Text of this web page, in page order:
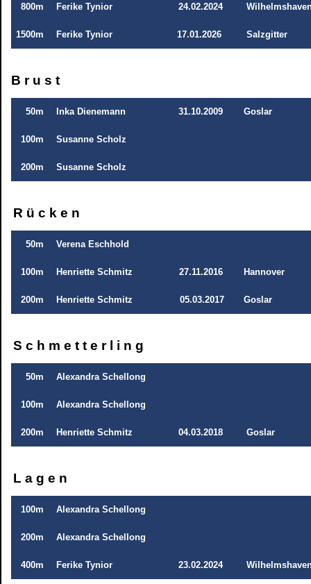
800m Ferike Tynior 24.02.2024
1500m Ferike Tynior 17.01.2026 Salzgitter
B r u s t
50m Inka Dienemann 31.10.2009 Goslar
100m Susanne Scholz
200m Susanne Scholz
R ü c k e n
50m Verena Eschhold
100m Henriette Schmitz 27.11.2016 Hannover
200m Henriette Schmitz 05.03.2017 Goslar
S c h m e t t e r l i n g
50m Alexandra Schellong
100m Alexandra Schellong
200m Henriette Schmitz 04.03.2018 Goslar
L a g e n
100m Alexandra Schellong
200m Alexandra Schellong
400m Ferike Tynior 23.02.2024